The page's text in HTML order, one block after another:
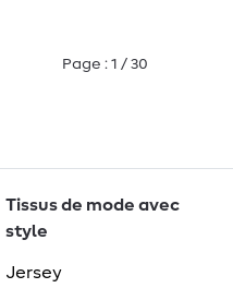
Page : 1 / 30
Tissus de mode avec
style
Jersey